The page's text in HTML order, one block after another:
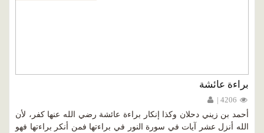
براءة عائشة
أحمد بن زيني دحلان وكذا إنكار براءة عائشة رضي الله عنها كفر، لأن
الله أنزل عشر آيات في سورة النور في براءتها فمن أنكر براءتها فهو